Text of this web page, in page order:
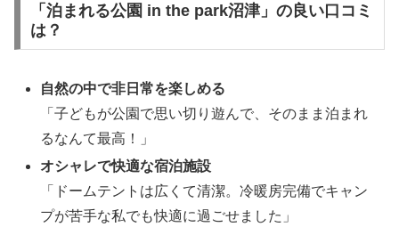
「泊まれる公園 in the park沼津」の良い口コミ
は？
自然の中で非日常を楽しめる
「子どもが公園で思い切り遊んで、そのまま泊まれ
るなんて最高！」
オシャレで快適な宿泊施設
「ドームテントは広くて清潔。冷暖房完備でキャン
プが苦手な私でも快適に過ごせました」